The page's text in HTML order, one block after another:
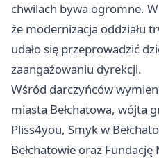
chwilach bywa ogromne.
że modernizacja oddziału
udało się przeprowadzić
zaangażowaniu dyrekcji.
Wśród darczyńców
miasta Bełchatowa, wójta
Pliss4you, Smyk w
Bełchatowie oraz